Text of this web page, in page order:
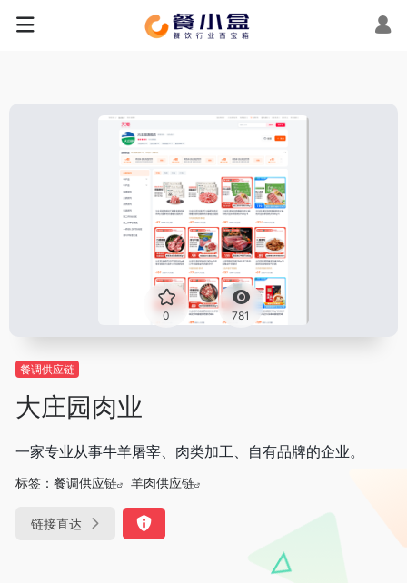
0 781
餐调供应链
大庄园肉业
一家专业从事牛羊屠宰、肉类加工、自有品牌的企业。
标签： 餐调供应链 羊肉供应链
链接直达